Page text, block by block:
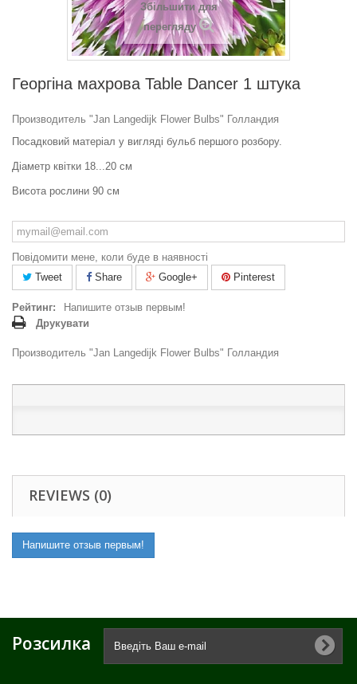
Збільшити для
перегляду
Георгіна махрова Table Dancer 1 штука
Производитель "Jan Langedijk Flower Bulbs" Голландия
Посадковий матеріал у вигляді бульб першого розбору.
Діаметр квітки 18...20 см
Висота рослини 90 см
Повідомити мене, коли буде в наявності
Tweet
Share Google+ Pinterest
Рейтинг:
Напишите отзыв первым!
Друкувати
Производитель "Jan Langedijk Flower Bulbs" Голландия
REVIEWS (0)
Напишите отзыв первым!
Розсилка